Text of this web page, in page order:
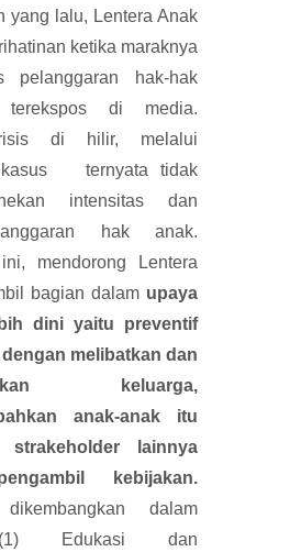
yang lalu, Lentera Anak
ketika maraknya
pelanggaran hak-hak
di media.
di hilir, melalui
kasus ternyata tidak
intensitas dan
hak anak.
mendorong Lentera
bagian dalam upaya
dini yaitu preventif
melibatkan dan
keluarga,
anak-anak itu
lainnya
kebijakan.
dalam
Edukasi dan